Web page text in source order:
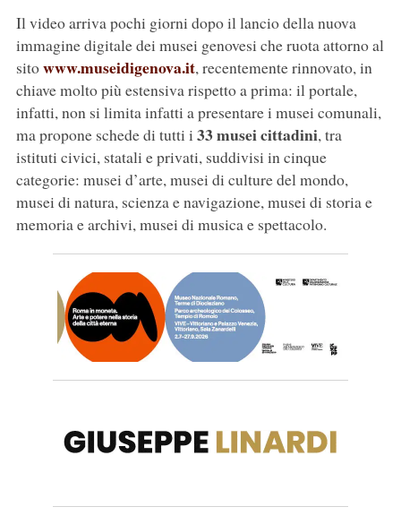
Il video arriva pochi giorni dopo il lancio della nuova
immagine digitale dei musei genovesi che ruota attorno al
sitowww.museidigenova.it, recentemente rinnovato, in
chiave molto più estensiva rispetto a prima: il portale,
infatti, non si limita infatti a presentare i musei comunali,
ma propone schede di tutti i 33 musei cittadini, tra
istituti civici, statali e privati, suddivisi in cinque
categorie: musei d’arte, musei di culture del mondo,
musei di natura, scienza e navigazione, musei di storia e
memoria e archivi, musei di musica e spettacolo.